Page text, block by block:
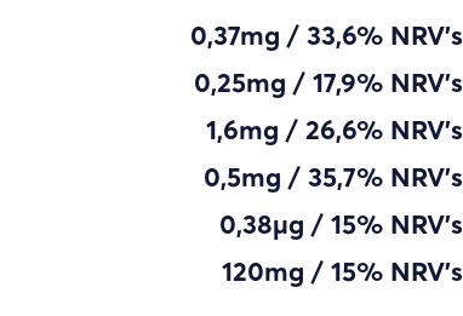
0,37mg / 33,6% NRV's
0,25mg / 17,9% NRV's
1,6mg / 26,6% NRV's
0,5mg / 35,7% NRV's
0,38µg / 15% NRV's
120mg / 15% NRV's